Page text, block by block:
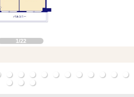
1/22